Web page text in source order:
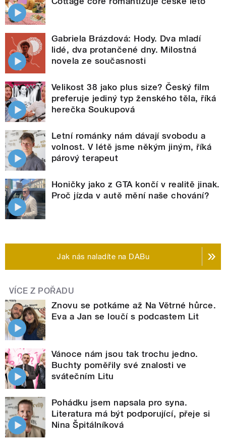
Gabriela Brázdová: Hody. Dva mladí
lidé, dva protančené dny. Milostná
novela ze současnosti
Velikost 38 jako plus size? Český film
preferuje jediný typ ženského těla, říká
herečka Soukupová
Letní románky nám dávají svobodu a
volnost. V létě jsme někým jiným, říká
párový terapeut
Honičky jako z GTA končí v realitě jinak.
Proč jízda v autě mění naše chování?
Jak nás naladíte na DABu
VÍCE Z POŘADU
Znovu se potkáme až Na Větrné hůrce.
Eva a Jan se loučí s podcastem Lit
Vánoce nám jsou tak trochu jedno.
Buchty poměřily své znalosti ve
svátečním Litu
Pohádku jsem napsala pro syna.
Literatura má být podporující, přeje si
Nina Špitálníková